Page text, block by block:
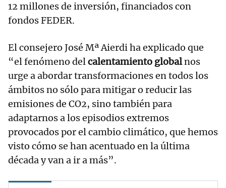
12 millones de inversión, financiados con
fondos FEDER.
El consejero José Mª Aierdi ha explicado que
“el fenómeno delcalentamiento globalnos
urge a abordar transformaciones en todos los
ámbitos no sólo para mitigar o reducir las
emisiones de CO2, sino también para
adaptarnos a los episodios extremos
provocados por el cambio climático, que hemos
visto cómo se han acentuado en la última
década y van a ir a más”.